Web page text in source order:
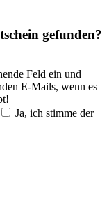
gefunden?
Feld ein und
E-Mails, wenn es
Ja, ich stimme der